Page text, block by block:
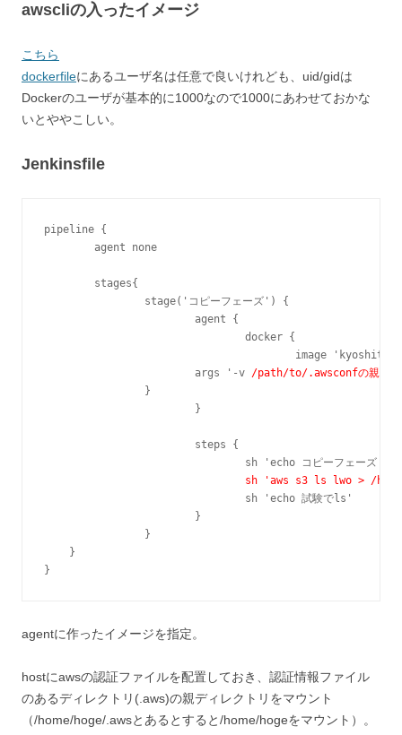
awscliの入ったイメージ
こちら
dockerfileにあるユーザ名は任意で良いけれども、uid/gidは
Dockerのユーザが基本的に1000なので1000にあわせておかな
いとややこしい。
Jenkinsfile
pipeline {
             		args '-v
/path/to/.awsconfの親
sh 'aws s3 ls lwo > /
    }
agentに作ったイメージを指定。
hostにawsの認証ファイルを配置しておき、認証情報ファイル
のあるディレクトリ(.aws)の親ディレクトリをマウント
（/home/hoge/.awsとあるとすると/home/hogeをマウント）。